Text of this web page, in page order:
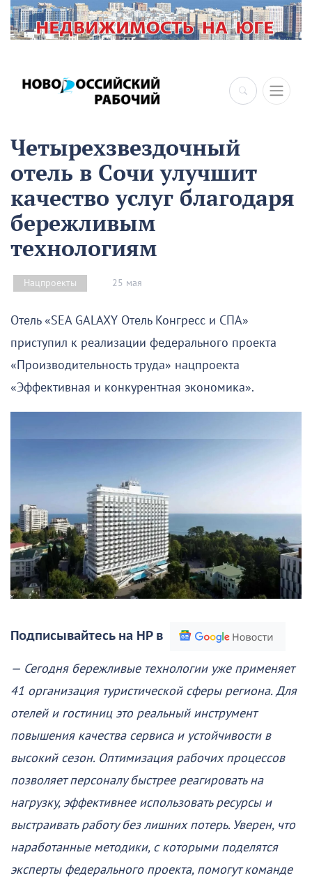
Четырехзвездочный
отель в Сочи улучшит
качество услуг благодаря
бережливым
технологиям
Нацпроекты 25 мая
Отель «SEA GALAXY Отель Конгресс и СПА»
приступил к реализации федерального проекта
«Производительность труда» нацпроекта
«Эффективная и конкурентная экономика».
Подписывайтесь на НР в
— Сегодня бережливые технологии уже применяет
41 организация туристической сферы региона. Для
отелей и гостиниц это реальный инструмент
повышения качества сервиса и устойчивости в
высокий сезон. Оптимизация рабочих процессов
позволяет персоналу быстрее реагировать на
нагрузку, эффективнее использовать ресурсы и
выстраивать работу без лишних потерь. Уверен, что
наработанные методики, с которыми поделятся
эксперты федерального проекта, помогут команде